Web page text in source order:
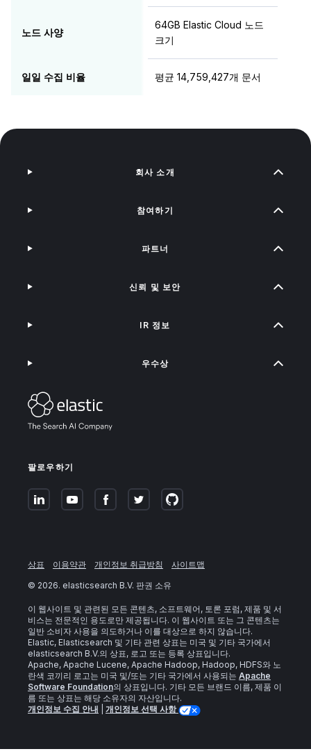
노드 사양
64GB Elastic Cloud 노드
크기
일일 수집 비율 평균 14,759,427개 문서
팔로우하기
회사 소개
참여하기
파트너
신뢰 및 보안
IR 정보
우수상
상표 이용약관 개인정보 취급방침
사이트맵
© 2026. elasticsearch B.V. 판권 소유
이 웹사이트 및 관련된 모든 콘텐츠, 소프트웨어, 토론 포럼, 제품 및 서
비스는 전문적인 용도로만 제공됩니다. 이 웹사이트 또는 그 콘텐츠는
일반 소비자 사용을 의도하거나 이를 대상으로 하지 않습니다.
Elastic, Elasticsearch 및 기타 관련 상표는 미국 및 기타 국가에서
elasticsearch B.V.의 상표, 로고 또는 등록 상표입니다.
Apache, Apache Lucene, Apache Hadoop, Hadoop, HDFS와 노
란색 코끼리 로고는 미국 및/또는 기타 국가에서 사용되는 Apache
Software Foundation의 상표입니다. 기타 모든 브랜드 이름, 제품 이
름 또는 상표는 해당 소유자의 자산입니다.
개인정보 수집 안내
개인정보 선택 사항